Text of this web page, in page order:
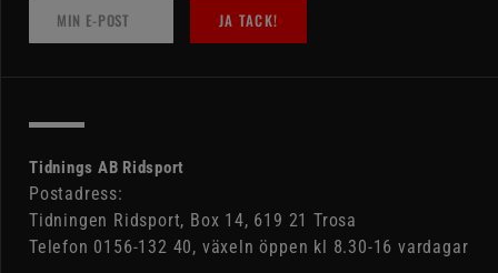
JA TACK!
Tidnings AB Ridsport
Postadress:
Tidningen Ridsport, Box 14, 619 21 Trosa
Telefon 0156-132 40, växeln öppen kl 8.30-16 vardagar